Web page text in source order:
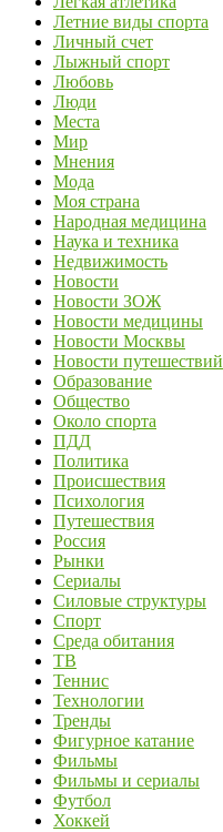
Летние виды спорта
Личный счет
Лыжный спорт
Любовь
Люди
Места
Мир
Мнения
Мода
Моя страна
Народная медицина
Наука и техника
Недвижимость
Новости
Новости ЗОЖ
Новости медицины
Новости Москвы
Новости путешествий
Образование
Общество
Около спорта
ПДД
Политика
Происшествия
Психология
Путешествия
Россия
Рынки
Сериалы
Силовые структуры
Спорт
Среда обитания
ТВ
Теннис
Технологии
Тренды
Фигурное катание
Фильмы
Фильмы и сериалы
Футбол
Хоккей